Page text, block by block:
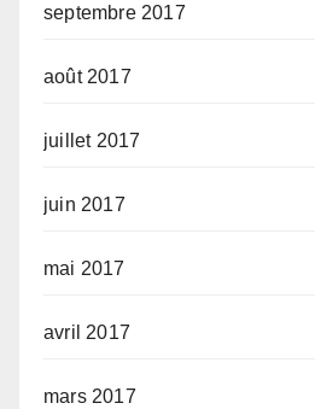
septembre 2017
août 2017
juillet 2017
juin 2017
mai 2017
avril 2017
mars 2017